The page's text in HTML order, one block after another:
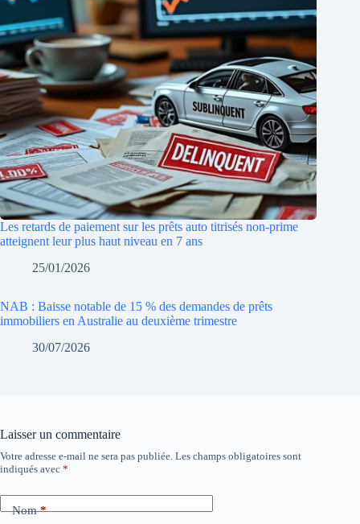
Les retards de paiement sur les prêts auto titrisés non-prime
atteignent leur plus haut niveau en 7 ans
25/01/2026
NAB : Baisse notable de 15 % des demandes de prêts
immobiliers en Australie au deuxième trimestre
30/07/2026
Laisser un commentaire
Votre adresse e-mail ne sera pas publiée. Les champs obligatoires sont
indiqués avec *
Nom*